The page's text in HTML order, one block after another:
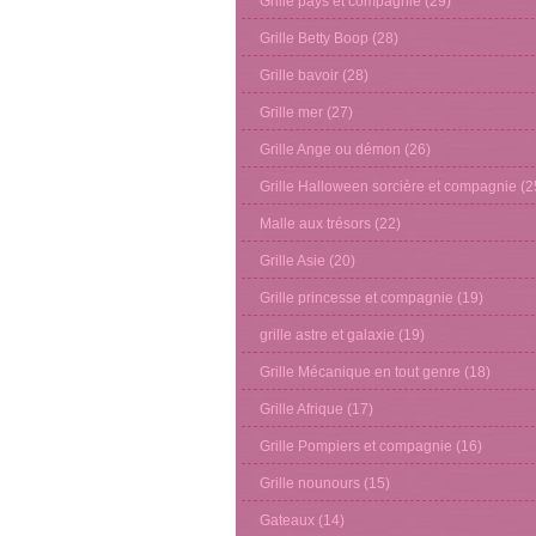
Grille Betty Boop (28)
Grille bavoir (28)
Grille mer (27)
Grille Ange ou démon (26)
Grille Halloween sorcière et compagnie
Malle aux trésors (22)
Grille Asie (20)
Grille princesse et compagnie (19)
grille astre et galaxie (19)
Grille Mécanique en tout genre (18)
Grille Afrique (17)
Grille Pompiers et compagnie (16)
Grille nounours (15)
Gateaux (14)